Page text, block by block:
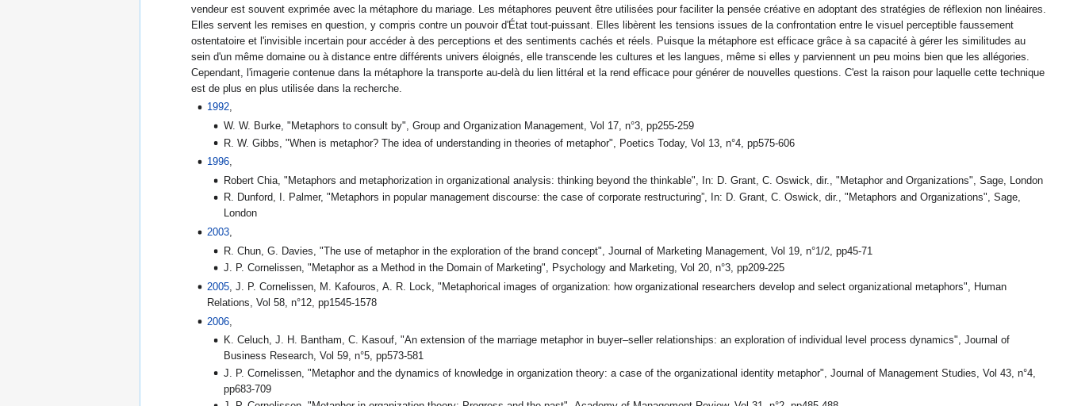
vendeur est souvent exprimée avec la métaphore du mariage. Les métaphores peuvent être utilisées pour faciliter la pensée créative en adoptant des stratégies de réflexion non linéaires.
Elles servent les remises en question, y compris contre un pouvoir d'État tout-puissant. Elles libèrent les tensions issues de la confrontation entre le visuel perceptible faussement
ostentatoire et l'invisible incertain pour accéder à des perceptions et des sentiments cachés et réels. Puisque la métaphore est efficace grâce à sa capacité à gérer les similitudes au
sein d'un même domaine ou à distance entre différents univers éloignés, elle transcende les cultures et les langues, même si elles y parviennent un peu moins bien que les allégories.
Cependant, l'imagerie contenue dans la métaphore la transporte au-delà du lien littéral et la rend efficace pour générer de nouvelles questions. C'est la raison pour laquelle cette technique
est de plus en plus utilisée dans la recherche.
1992,
W. W. Burke, "Metaphors to consult by", Group and Organization Management, Vol 17, n°3, pp255-259
R. W. Gibbs, "When is metaphor? The idea of understanding in theories of metaphor", Poetics Today, Vol 13, n°4, pp575-606
1996,
Robert Chia, "Metaphors and metaphorization in organizational analysis: thinking beyond the thinkable", In: D. Grant, C. Oswick, dir., "Metaphor and Organizations", Sage, London
R. Dunford, I. Palmer, "Metaphors in popular management discourse: the case of corporate restructuring”, In: D. Grant, C. Oswick, dir., "Metaphors and Organizations", Sage,
London
2003,
R. Chun, G. Davies, "The use of metaphor in the exploration of the brand concept", Journal of Marketing Management, Vol 19, n°1/2, pp45-71
J. P. Cornelissen, "Metaphor as a Method in the Domain of Marketing", Psychology and Marketing, Vol 20, n°3, pp209-225
2005, J. P. Cornelissen, M. Kafouros, A. R. Lock, "Metaphorical images of organization: how organizational researchers develop and select organizational metaphors", Human
Relations, Vol 58, n°12, pp1545-1578
2006
K. Celuch, J. H. Bantham, C. Kasouf, "An extension of the marriage metaphor in buyer–seller relationships: an exploration of individual level process dynamics", Journal of
Business Research, Vol 59, n°5, pp573-581
J. P. Cornelissen, "Metaphor and the dynamics of knowledge in organization theory: a case of the organizational identity metaphor", Journal of Management Studies, Vol 43, n°4,
pp683-709